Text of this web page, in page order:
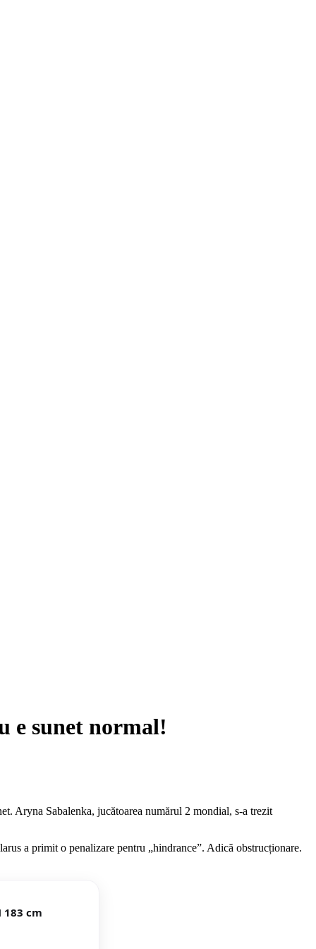
e sunet normal!
Aryna Sabalenka, jucătoarea numărul 2 mondial, s-a trezit
a primit o penalizare pentru „hindrance”. Adică obstrucționare.
183 cm